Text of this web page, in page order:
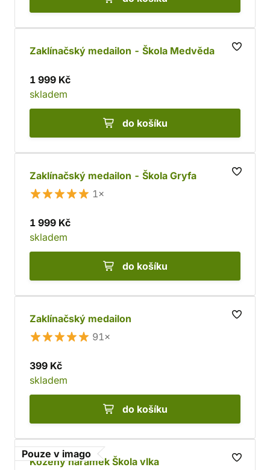
Zaklínačský medailon - Škola Medvěda
1 999 Kč
skladem
do košíku
Zaklínačský medailon - Škola Gryfa
1×
1 999 Kč
skladem
do košíku
Zaklínačský medailon
91×
399 Kč
skladem
do košíku
Pouze v imago
Kožený náramek Škola vlka